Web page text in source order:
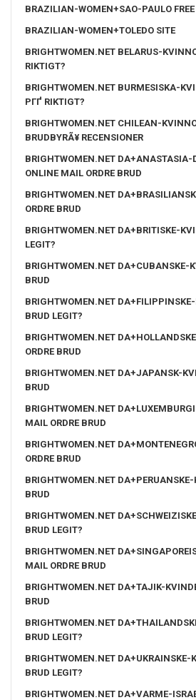
BRAZILIAN-WOMEN+SAO-PAULO FREE
BRAZILIAN-WOMEN+TOLEDO SITE
BRIGHTWOMEN.NET BELARUS-
RIKTIGT?
BRIGHTWOMEN.NET BURMESISKA-
PГҐ RIKTIGT?
BRIGHTWOMEN.NET CHILEAN-
BRUDBYRÃ¥ RECENSIONER
BRIGHTWOMEN.NET DA+ANASTASIA-
ONLINE MAIL ORDRE BRUD
BRIGHTWOMEN.NET
ORDRE BRUD
BRIGHTWOMEN.NET DA+BRITISKE-
LEGIT?
BRIGHTWOMEN.NET DA+CUBANSKE-
BRUD
BRIGHTWOMEN.NET DA+FILIPPINSKE-
BRUD LEGIT?
BRIGHTWOMEN.NET
ORDRE BRUD
BRIGHTWOMEN.NET DA+JAPANSK-
BRUD
BRIGHTWOMEN.NET
MAIL ORDRE BRUD
BRIGHTWOMEN.NET
ORDRE BRUD
BRIGHTWOMEN.NET
BRUD
BRIGHTWOMEN.NET
BRUD LEGIT?
BRIGHTWOMEN.NET
MAIL ORDRE BRUD
BRIGHTWOMEN.NET DA+TAJIK-
BRUD
BRIGHTWOMEN.NET
BRUD LEGIT?
BRIGHTWOMEN.NET DA+UKRAINSKE-
BRUD LEGIT?
BRIGHTWOMEN.NET DA+VARME-